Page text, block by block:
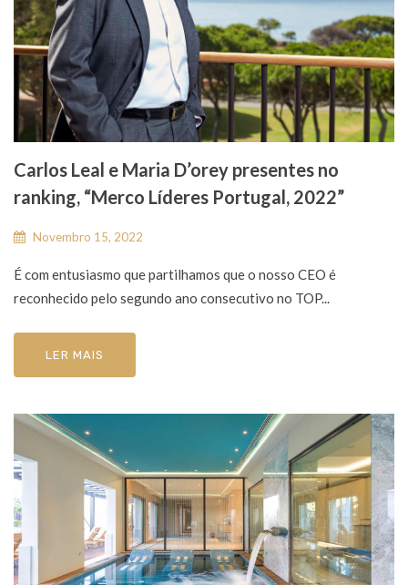
Carlos Leal e Maria D’orey presentes no
ranking, “Merco Líderes Portugal, 2022”
Novembro 15, 2022
É com entusiasmo que partilhamos que o nosso CEO é
reconhecido pelo segundo ano consecutivo no TOP...
LER MAIS